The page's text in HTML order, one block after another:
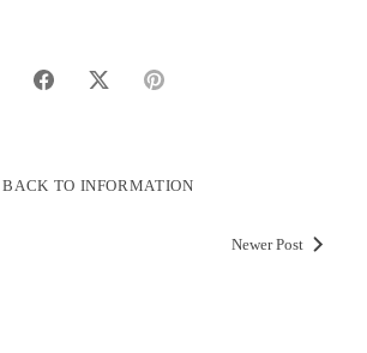
Share
Share
Pin
BACK TO INFORMATION
Newer Post